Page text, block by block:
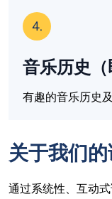
4.
音乐历史（
有趣的音乐历史
关于我们
通过系统性、互动